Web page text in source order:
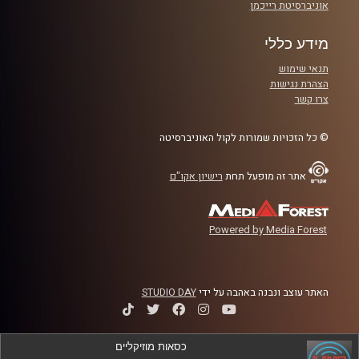
אוניברסיטת רייכמן
מידע כללי
תנאי שימוש
הצהרת נגישות
צרו קשר
© כל הזכויות שמורות לקול האוניברסיטה
אתר זה מופעל תחת רישיון אקו"ם
Powered by Media Forest
האתר עוצב ונבנה באהבה על ידיSTUDIO DAY
כסאות מוזיקליים